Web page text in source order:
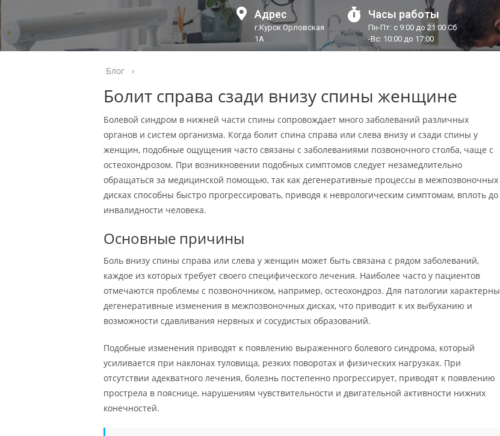
Адрес
г.Курск Орловская
1А
Часы работы
Пн-Пт: с 9:00 до 21:00 Сб
-Вс: 10:00 до 17:00
Блог ›
Болит справа сзади внизу спины женщине
Болевой синдром в нижней части спины сопровождает много заболеваний различных
органов и систем организма. Когда болит спина справа или слева внизу и сзади спины у
женщин, подобные ощущения часто связаны с заболеваниями позвоночного столба, чаще с
остеохондрозом. При возникновении подобных симптомов следует незамедлительно
обращаться за медицинской помощью, так как дегенеративные процессы в межпозвоночных
дисках способны быстро прогрессировать, приводя к неврологическим симптомам, вплоть до
инвалидности человека.
Основные причины
Боль внизу спины справа или слева у женщин может быть связана с рядом заболеваний,
каждое из которых требует своего специфического лечения. Наиболее часто у пациентов
отмечаются проблемы с позвоночником, например, остеохондроз. Для патологии характерны
дегенеративные изменения в межпозвоночных дисках, что приводит к их выбуханию и
возможности сдавливания нервных и сосудистых образований.
Подобные изменения приводят к появлению выраженного болевого синдрома, который
усиливается при наклонах туловища, резких поворотах и физических нагрузках. При
отсутствии адекватного лечения, болезнь постепенно прогрессирует, приводят к появлению
прострела в пояснице, нарушениям чувствительности и двигательной активности нижних
конечностей.